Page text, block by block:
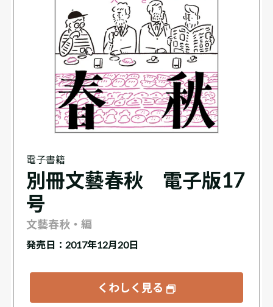
電子書籍
別冊文藝春秋 電子版17
号
文藝春秋・編
発売日：2017年12月20日
くわしく見る